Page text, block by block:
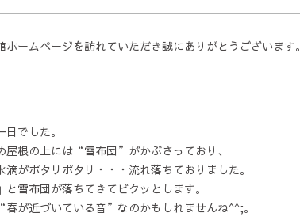
ホームページを訪れていただき誠にありがとうございます。
でした。
屋根の上には“雪布団”がかぶさっており、
がポタリポタリ・・・流れ落ちておりました。
雪布団が落ちてきてビクッとします。
が近づいている音”なのかもしれませんね^^;。